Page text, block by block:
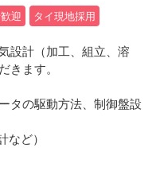
迎 タイ現地採用
設計（加工、組立、溶
きます。
タの駆動方法、制御盤設
など）